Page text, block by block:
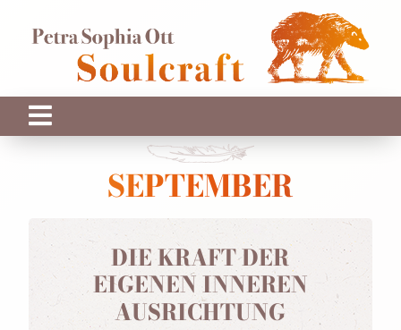
SEPTEMBER
DIE KRAFT DER
EIGENEN INNEREN
AUSRICHTUNG